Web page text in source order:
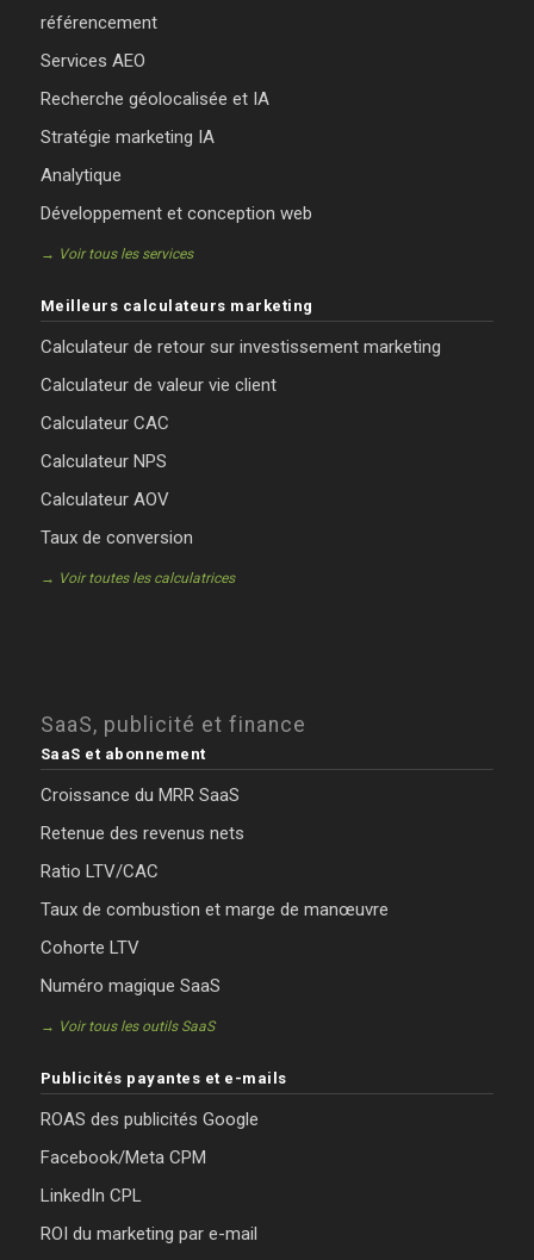
référencement
Services AEO
Recherche géolocalisée et IA
Stratégie marketing IA
Analytique
Développement et conception web
→ Voir tous les services
Meilleurs calculateurs marketing
Calculateur de retour sur investissement marketing
Calculateur de valeur vie client
Calculateur CAC
Calculateur NPS
Calculateur AOV
Taux de conversion
→ Voir toutes les calculatrices
SaaS, publicité et finance
SaaS et abonnement
Croissance du MRR SaaS
Retenue des revenus nets
Ratio LTV/CAC
Taux de combustion et marge de manœuvre
Cohorte LTV
Numéro magique SaaS
→ Voir tous les outils SaaS
Publicités payantes et e-mails
ROAS des publicités Google
Facebook/Meta CPM
LinkedIn CPL
ROI du marketing par e-mail